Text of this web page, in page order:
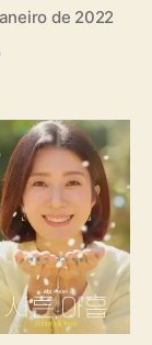
de 2022
e
T
B
C
l
i
b
e
a